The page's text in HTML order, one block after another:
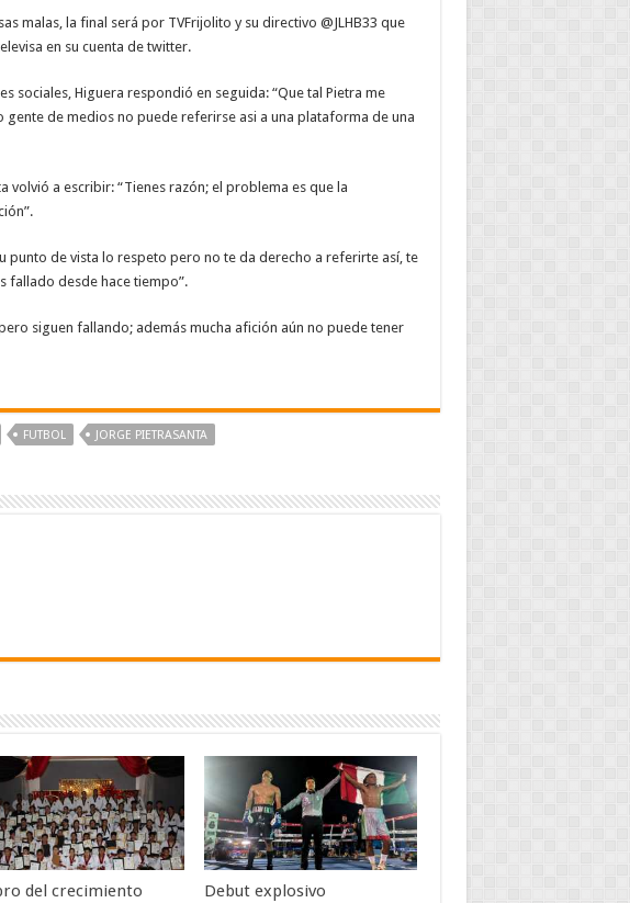
malas, la final será por TVFrijolito y su directivo @JLHB33 que
en su cuenta de twitter.
sociales, Higuera respondió en seguida: “Que tal Pietra me
de medios no puede referirse asi a una plataforma de una
volvió a escribir: “Tienes razón; el problema es que la
punto de vista lo respeto pero no te da derecho a referirte así, te
fallado desde hace tiempo”.
siguen fallando; además mucha afición aún no puede tener
FUTBOL JORGE PIETRASANTA
del crecimiento
Debut explosivo